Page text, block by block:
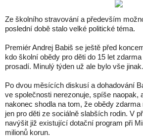
Ze školního stravování a především
poslední době stalo velké politické téma.
Premiér Andrej Babiš se ještě před
kdo školní obědy pro děti do 15 let
prosadí. Minulý týden už ale bylo vše jinak.
Po dvou měsících diskusí a dohadování
ve společnosti nerezonuje, spíše naopak,
nakonec shodla na tom, že obědy
jen pro děti ze sociálně slabších rodin. V
navýšit již existující dotační program při
milionů korun.